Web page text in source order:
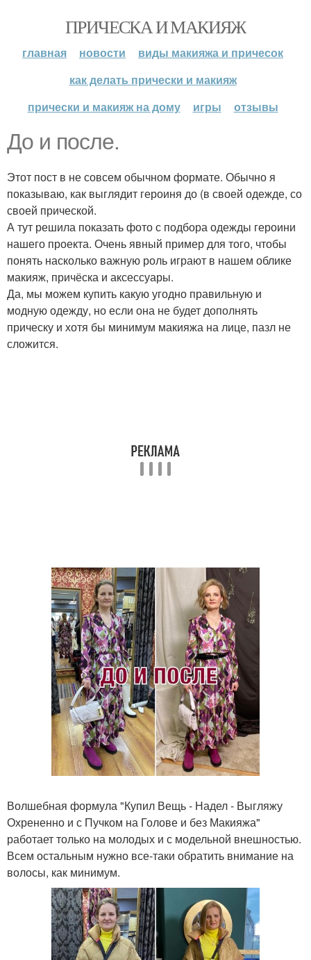
ПРИЧЕСКА И МАКИЯЖ
главная новости
виды макияжа и причесок
как делать прически и макияж
прически и макияж на дому
игры отзывы
До и после.
Этот пост в не совсем обычном формате. Обычно я
показываю, как выглядит героиня до (в своей одежде, со
своей прической.
А тут решила показать фото с подбора одежды героини
нашего проекта. Очень явный пример для того, чтобы
понять насколько важную роль играют в нашем облике
макияж, причёска и аксессуары.
Да, мы можем купить какую угодно правильную и
модную одежду, но если она не будет дополнять
прическу и хотя бы минимум макияжа на лице, пазл не
сложится.
Волшебная формула "Купил Вещь - Надел - Выгляжу
Охрененно и с Пучком на Голове и без Макияжа"
работает только на молодых и с модельной внешностью.
Всем остальным нужно все-таки обратить внимание на
волосы, как минимум.